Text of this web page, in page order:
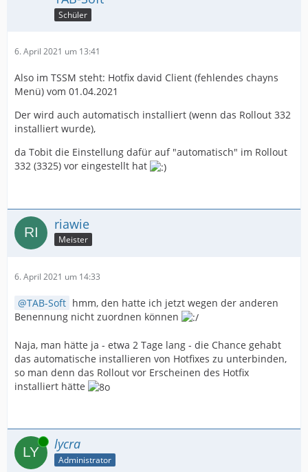
Schüler
6. April 2021 um 13:41
Also im TSSM steht: Hotfix david Client (fehlendes chayns
Menü) vom 01.04.2021
Der wird auch automatisch installiert (wenn das Rollout 332
installiert wurde),
da Tobit die Einstellung dafür auf "automatisch" im Rollout
332 (3325) vor eingestellt hat
riawie
Meister
6. April 2021 um 14:33
TAB-Soft hmm, den hatte ich jetzt wegen der anderen
Benennung nicht zuordnen können
Naja, man hätte ja - etwa 2 Tage lang - die Chance gehabt
das automatische installieren von Hotfixes zu unterbinden,
so man denn das Rollout vor Erscheinen des Hotfix
installiert hätte
Online lycra
Administrator